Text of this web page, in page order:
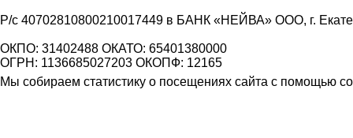
Р/с 40702810800210017449 в БАНК «НЕЙВА» ООО, г.
ОКПО: 31402488 ОКАТО: 65401380000
ОГРН: 1136685027203 ОКОПФ: 12165
Мы собираем статистику о посещениях сайта с помощью